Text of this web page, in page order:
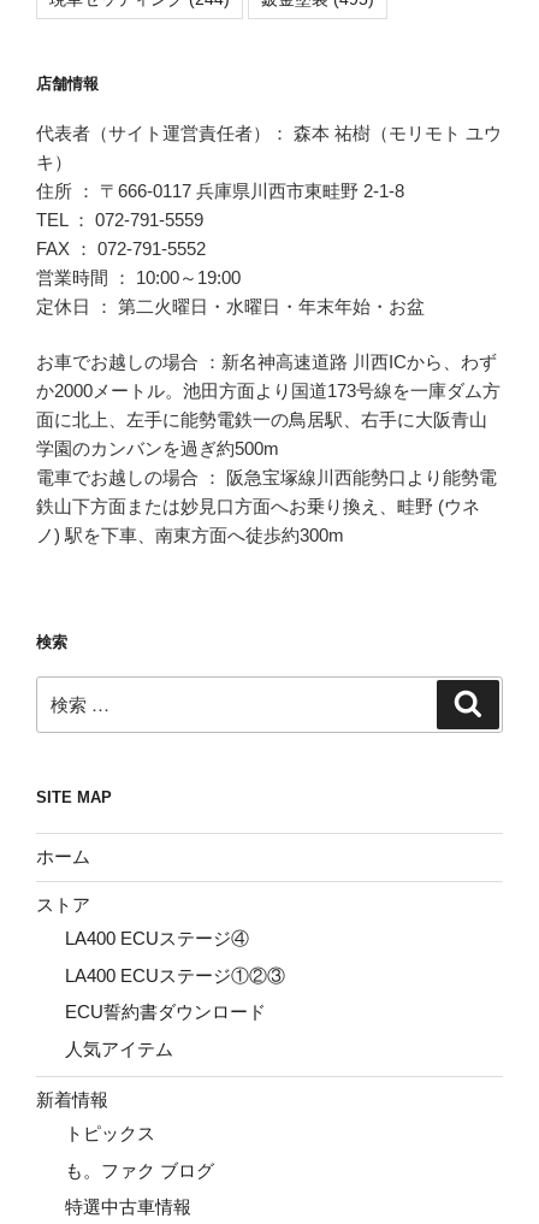
店舗情報
代表者（サイト運営責任者）： 森本 祐樹（モリモト ユウ
キ）
住所 ： 〒666-0117 兵庫県川西市東畦野 2-1-8
TEL ： 072-791-5559
FAX ： 072-791-5552
営業時間 ： 10:00～19:00
定休日 ： 第二火曜日・水曜日・年末年始・お盆
お車でお越しの場合 ：新名神高速道路 川西ICから、わず
か2000メートル。池田方面より国道173号線を一庫ダム方
面に北上、左手に能勢電鉄一の鳥居駅、右手に大阪青山
学園のカンバンを過ぎ約500m
電車でお越しの場合 ： 阪急宝塚線川西能勢口より能勢電
鉄山下方面または妙見口方面へお乗り換え、畦野 (ウネ
ノ) 駅を下車、南東方面へ徒歩約300m
検索
索:
SITE MAP
ホーム
ストア
LA400 ECUステージ④
LA400 ECUステージ①②③
ECU誓約書ダウンロード
人気アイテム
新着情報
トピックス
も。ファク ブログ
特選中古車情報